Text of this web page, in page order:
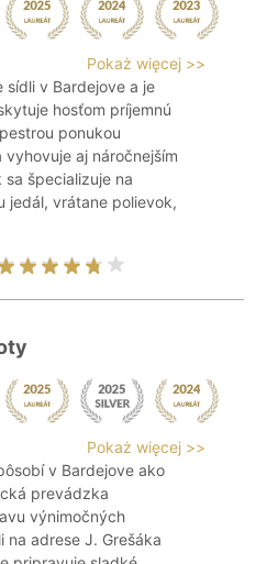
Pokaż więcej >>
sídli v Bardejove a je
hosťom príjemnú
ponukou
aj náročnejším
špecializuje na
jedál, vrátane polievok,
Pokaż więcej >>
v Bardejove ako
prevádzka
výnimočných
na adrese J. Grešáka